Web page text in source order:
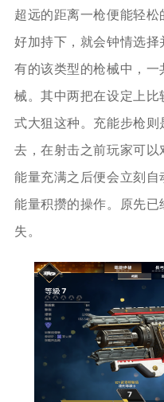
超远的距离一枪便能轻
好加持下，就会钟情选
有的该类型的枪械中，
械。其中两把在设定上
式大狙这种。充能步枪
去，在射击之前玩家可
能量充满之后便会立刻
能量积攒的操作。原先
失。